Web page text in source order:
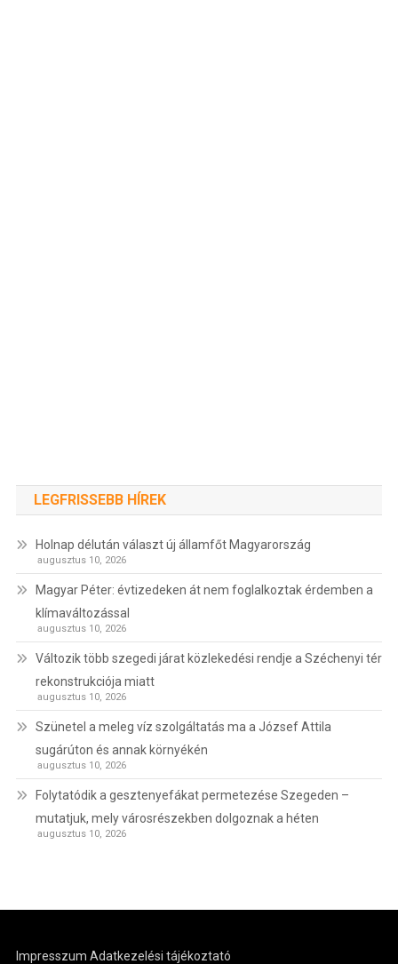
LEGFRISSEBB HÍREK
Holnap délután választ új államfőt Magyarország
augusztus 10, 2026
Magyar Péter: évtizedeken át nem foglalkoztak érdemben a
klímaváltozással
augusztus 10, 2026
Változik több szegedi járat közlekedési rendje a Széchenyi tér
rekonstrukciója miatt
augusztus 10, 2026
Szünetel a meleg víz szolgáltatás ma a József Attila
sugárúton és annak környékén
augusztus 10, 2026
Folytatódik a gesztenyefákat permetezése Szegeden –
mutatjuk, mely városrészekben dolgoznak a héten
augusztus 10, 2026
Impresszum Adatkezelési tájékoztató